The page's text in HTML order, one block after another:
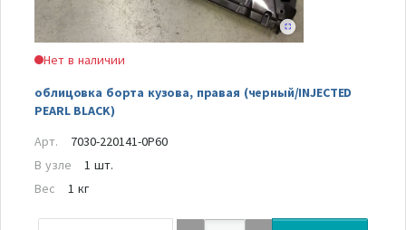
Нет в наличии
облицовка борта кузова, правая (черный/INJECTED
PEARL BLACK)
Арт.
7030-220141-0P60
В узле
1 шт.
Вес
1 кг